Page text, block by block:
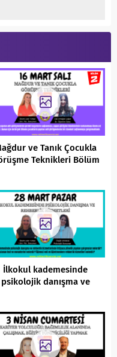
ve Tanık Çocukla
Teknikleri Bölüm
İlkokul kademesinde
psikolojik danışma ve